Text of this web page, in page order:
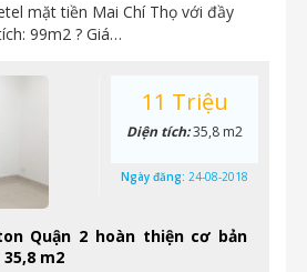
mặt tiền Mai Chí Thọ với đầy
99m2 ? Giá…
Quận 2 hoàn thiện cơ bản
m2
11 Triệu
Diện tích:35,8 m2
Ngày đăng: 24-08-2018